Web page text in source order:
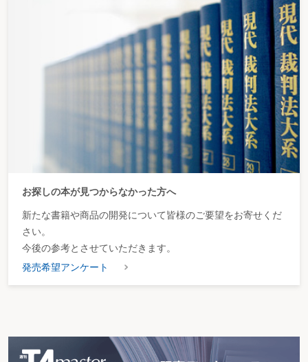
お探しの本が見つからなかった方へ
新たな書籍や商品の開発について皆様のご要望をお寄せくだ
さい。
今後の参考とさせていただきます。
発売希望アンケート